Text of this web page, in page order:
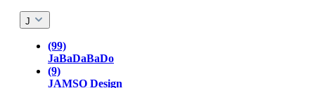
J
(99)
JaBaDaBaDo
(9)
JAMSO Design